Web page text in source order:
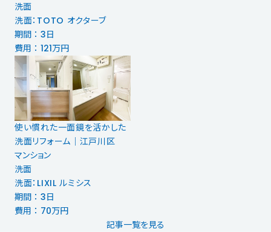
洗面
洗面：TOTO オクターブ
期間 ： 3日
費用 ： 121万円
使い慣れた一面鏡を活かした
洗面リフォーム｜江戸川区
マンション
洗面
洗面：LIXIL ルミシス
期間 ： 3日
費用 ： 70万円
記事一覧を見る